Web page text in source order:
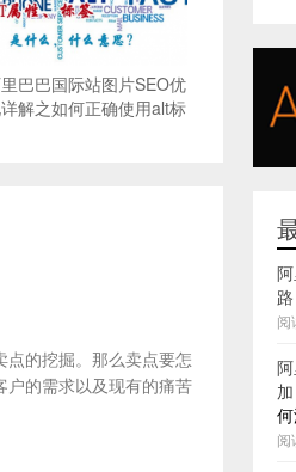
巴巴国际站图片SEO优
解之如何正确使用alt标
的挖掘。那么卖点要怎
的需求以及现有的痛苦
路
阅
阅